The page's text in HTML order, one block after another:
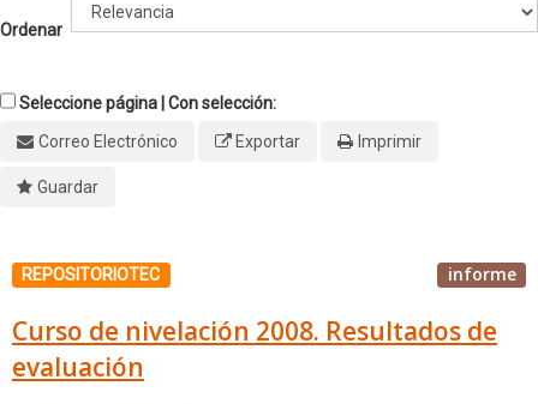
Ordenar
Seleccione página | Con selección:
Correo Electrónico
Exportar Imprimir
Guardar
REPOSITORIOTEC informe
Curso de nivelación 2008. Resultados de
evaluación